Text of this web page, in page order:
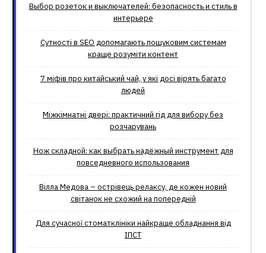
Выбор розеток и выключателей: безопасность и стиль в
интерьере
Сутності в SEO допомагають пошуковим системам
краще розуміти контент
7 міфів про китайський чай, у які досі вірять багато
людей
Міжкімнатні двері: практичний гід для вибору без
розчарувань
Нож складной: как выбрать надёжный инструмент для
повседневного использования
Вілла Медова – острівець релаксу, де кожен новий
світанок не схожий на попередній
Для сучасної стоматклініки найкраще обладнання від
ІПСТ